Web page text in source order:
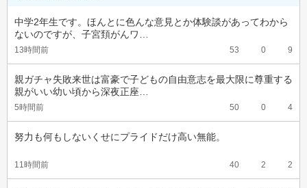
中学2年生です。ほんとに色んな意見とか体験談があってわから
ないのですが、子宮頚がんワ…
13時間前 53 0 9
親ガチャ失敗来世は富豪で子どもの自由意志を最大限に尊重する
親がいい幼い頃から深夜正座…
5時間前 50 0 4
努力も何もしないくせにプライドだけ高い無能。
11時間前 40 2 2